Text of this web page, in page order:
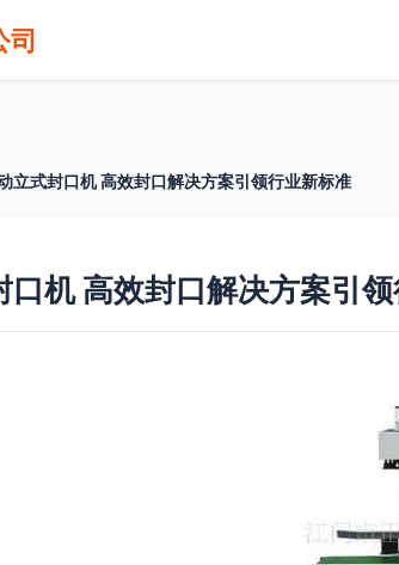
立式封口机 高效封口解决方案引领行业新标准
口机 高效封口解决方案引